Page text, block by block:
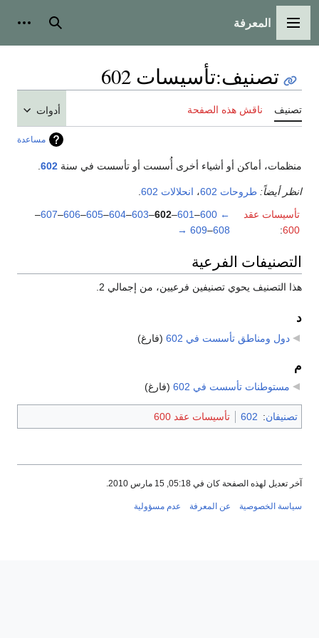
القائمة الرئيسية
المعرفة بحث
تصنيف:تأسيسات 602
تصنيف ناقش هذه الصفحة أدوات
مساعدة
منظمات، أماكن أو أشياء أخرى أُسست أو تأسست في سنة 602
انظر أيضاً: طروحات 602 ، انحلالات 602
تأسيسات عقد
600
:
←
600
–
601
–
602
–
603
–
604
–
605
–
606
–
607
–
608
–
609
→
التصنيفات الفرعية
هذا التصنيف يحوي تصنيفين فرعيين، من إجمالي 2.
د
دول ومناطق تأسست في 602 (فارغ)
م
مستوطنات تأسست في 602 (فارغ)
تصنيفان:
602 تأسيسات عقد 600
آخر تعديل لهذه الصفحة كان في 05:18, 15 مارس 2010.
سياسة الخصوصية عن المعرفة عدم مسؤولية